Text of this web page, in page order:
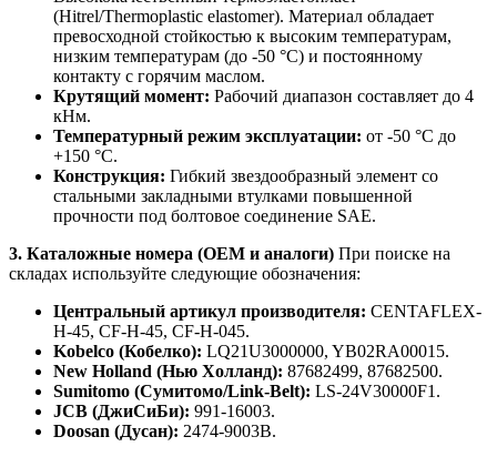
(Hitrel/Thermoplastic elastomer). Материал обладает
превосходной стойкостью к высоким температурам,
низким температурам (до -50 °C) и постоянному
контакту с горячим маслом.
Крутящий момент: Рабочий диапазон составляет до 4
кНм.
Температурный режим эксплуатации: от -50 °C до
+150 °C.
Конструкция: Гибкий звездообразный элемент со
стальными закладными втулками повышенной
прочности под болтовое соединение SAE.
3. Каталожные номера (OEM и аналоги) При поиске на
складах используйте следующие обозначения:
Центральный артикул производителя: CENTAFLEX-
H-45, CF-H-45, CF-H-045.
Kobelco (Кобелко): LQ21U3000000, YB02RA00015.
New Holland (Нью Холланд): 87682499, 87682500.
Sumitomo (Сумитомо/Link-Belt): LS-24V30000F1.
JCB (ДжиСиБи): 991-16003.
Doosan (Дусан): 2474-9003B.